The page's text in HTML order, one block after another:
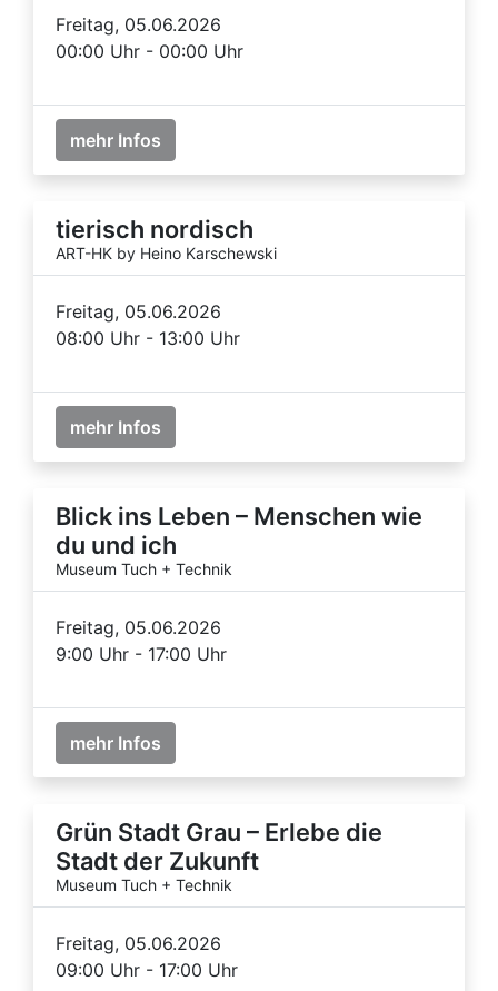
Freitag, 05.06.2026
00:00 Uhr - 00:00 Uhr
mehr Infos
tierisch nordisch
ART-HK by Heino Karschewski
Freitag, 05.06.2026
08:00 Uhr - 13:00 Uhr
mehr Infos
Blick ins Leben – Menschen wie
du und ich
Museum Tuch + Technik
Freitag, 05.06.2026
9:00 Uhr - 17:00 Uhr
mehr Infos
Grün Stadt Grau – Erlebe die
Stadt der Zukunft
Museum Tuch + Technik
Freitag, 05.06.2026
09:00 Uhr - 17:00 Uhr